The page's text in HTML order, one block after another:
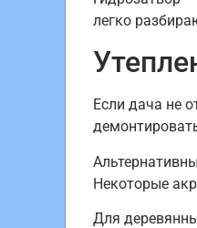
легко
Если дача не
Некоторые
Для